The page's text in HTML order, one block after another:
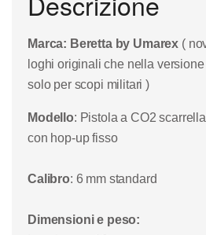
Marca: Beretta by Umarex (
loghi originali che nella
solo per scopi militari )
Modello: Pistola a CO2
con hop-up fisso
Calibro: 6 mm standard
Dimensioni e peso: